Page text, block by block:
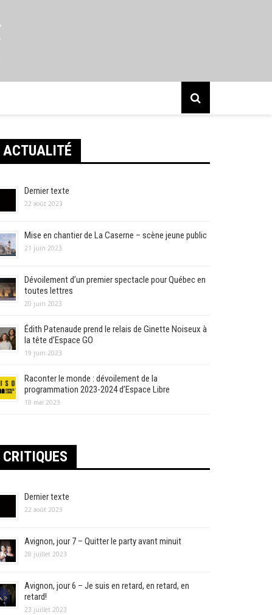
ACTUALITÉ
Dernier texte
22 août 2023
Mise en chantier de La Caserne – scène jeune public
21 juin 2023
Dévoilement d’un premier spectacle pour Québec en
toutes lettres
20 juin 2023
Édith Patenaude prend le relais de Ginette Noiseux à
la tête d’Espace GO
19 juin 2023
Raconter le monde : dévoilement de la
programmation 2023-2024 d’Espace Libre
18 mai 2023
CRITIQUES
Dernier texte
22 août 2023
Avignon, jour 7 – Quitter le party avant minuit
28 juillet 2023
Avignon, jour 6 – Je suis en retard, en retard, en
retard!
23 juillet 2023